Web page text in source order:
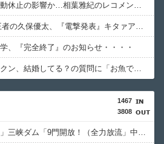
【悲報】嵐の活動休止の影響か…相葉雅紀のレコメンが9月いっぱいで終了へ
【驚愕】元K1王者の久保優太、『電撃発表』キタァアアアアアーーーーーー！！
、『完全終了』のお知らせ・・・・
【衝撃】さかなクン、結婚してる？の質問に「お魚で幸せ」と答えた結果ｗｗｗ
1467
3808
中国「大洪水！」三峡ダム「9門開放！（全力放流」中国都市「三峡沿線の道路水没」中国政府「高速道路封鎖！」中国ダム「緊急放流に合わせて開門（土砂崩れ発生」→